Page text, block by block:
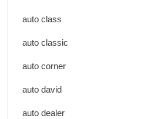
auto class
auto classic
auto corner
auto david
auto dealer